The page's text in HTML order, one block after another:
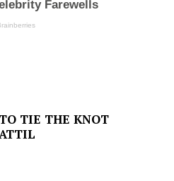
TIE THE KNOT